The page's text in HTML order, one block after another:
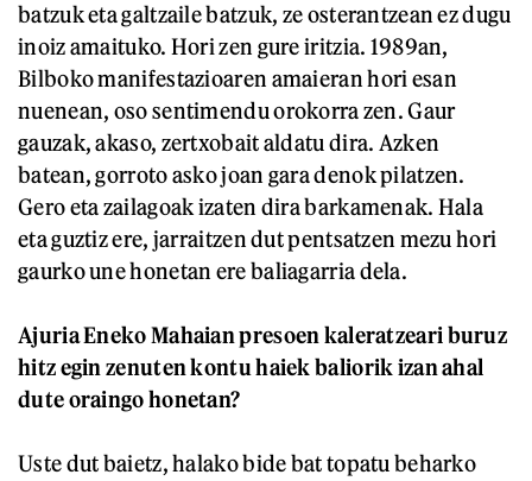
batzuk eta galtzaile batzuk, ze osterantzean ez dugu
inoiz amaituko. Hori zen gure iritzia. 1989an,
Bilboko manifestazioaren amaieran hori esan
nuenean, oso sentimendu orokorra zen. Gaur
gauzak, akaso, zertxobait aldatu dira. Azken
batean, gorroto asko joan gara denok pilatzen.
Gero eta zailagoak izaten dira barkamenak. Hala
eta guztiz ere, jarraitzen dut pentsatzen mezu hori
gaurko une honetan ere baliagarria dela.
Ajuria Eneko Mahaian presoen kaleratzeari buruz
hitz egin zenuten kontu haiek baliorik izan ahal
dute oraingo honetan?
Uste dut baietz, halako bide bat topatu beharko